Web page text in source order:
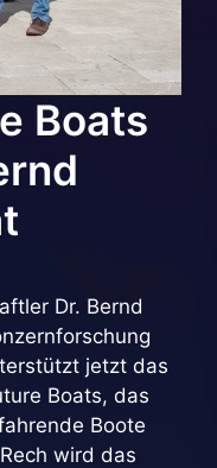
Boats
Dr. Bernd
jetzt das
Boats, das
Boote
wird das